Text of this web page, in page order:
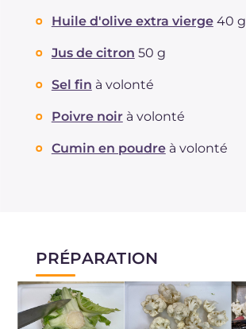
Huile d'olive extra vierge 40 g
Jus de citron 50 g
Sel fin à volonté
Poivre noir à volonté
Cumin en poudre à volonté
PRÉPARATION